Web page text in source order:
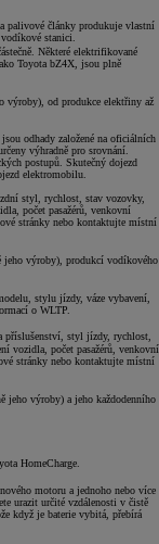
palivové články produkuje vlastní
stanici.
Některé elektrifikované
Toyota bZ4X, jsou plně
výroby), od produkce elektřiny až
odhady založené na oficiálních
výhradně pro srovnání.
postupů. Skutečný dojezd
elektromobilu.
styl, rychlost, stav vozovky,
počet pasažérů, venkovní
stránky nebo kontaktujte místní
výroby), produkcí vodíkového
stylu jízdy, váze vybavení,
o WLTP.
příslušenství, styl jízdy, rychlost,
vozidla, počet pasažérů, venkovní
stránky nebo kontaktujte místní
jeho výroby) a jeho každodenního
HomeCharge.
motoru a jednoho nebo více
urazit určité vzdálenosti v čistě
když je baterie vybitá, přebírá